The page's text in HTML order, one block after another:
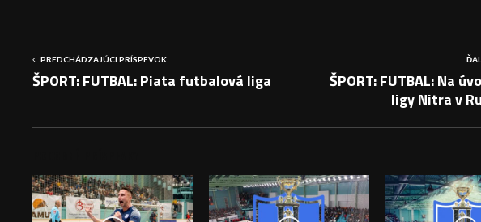
PREDCHÁDZAJÚCI PRÍSPEVOK
ŠPORT: FUTBAL: Piata futbalová liga
ŠPORT: FUTBAL: Na
ligy Nitra v